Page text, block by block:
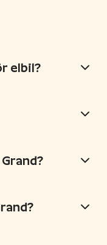
elbil?